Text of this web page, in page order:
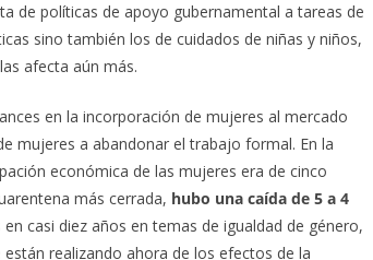
de políticas de apoyo gubernamental a tareas de
sino también los de cuidados de niñas y niños,
afecta aún más.
en la incorporación de mujeres al mercado
mujeres a abandonar el trabajo formal. En la
económica de las mujeres era de cinco
más cerrada, hubo una caída de 5 a 4
casi diez años en temas de igualdad de género,
realizando ahora de los efectos de la